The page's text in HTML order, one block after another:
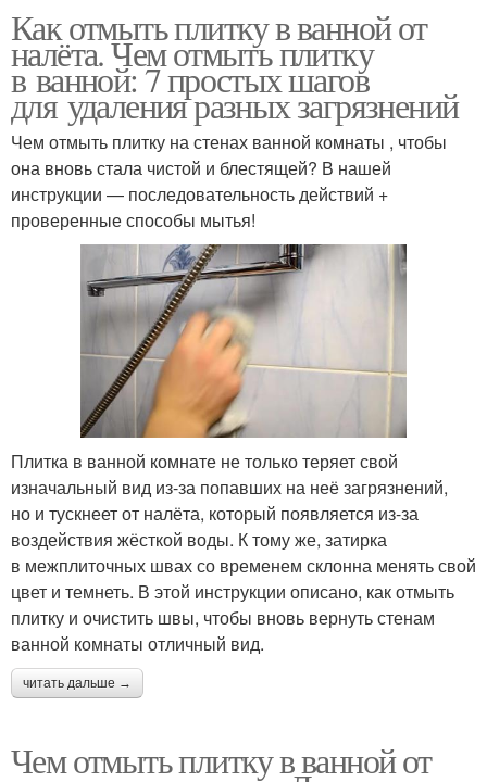
Как отмыть плитку в ванной от
налёта. Чем отмыть плитку
в ванной: 7 простых шагов
для удаления разных загрязнений
Чем отмыть плитку на стенах ванной комнаты , чтобы
она вновь стала чистой и блестящей? В нашей
инструкции — последовательность действий +
проверенные способы мытья!
Плитка в ванной комнате не только теряет свой
изначальный вид из-за попавших на неё загрязнений,
но и тускнеет от налёта, который появляется из-за
воздействия жёсткой воды. К тому же, затирка
в межплиточных швах со временем склонна менять свой
цвет и темнеть. В этой инструкции описано, как отмыть
плитку и очистить швы, чтобы вновь вернуть стенам
ванной комнаты отличный вид.
читать дальше →
Чем отмыть плитку в ванной от